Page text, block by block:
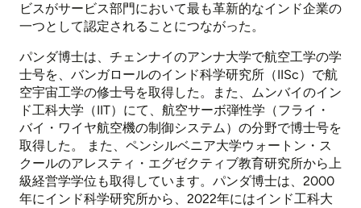
ビスがサービス部門において最も革新的なインド企業の
一つとして認定されることにつながった。
パンダ博士は、チェンナイのアンナ大学で航空工学の学
士号を、バンガロールのインド科学研究所（IISc）で航
空宇宙工学の修士号を取得した。また、ムンバイのイン
ド工科大学（IIT）にて、航空サーボ弾性学（フライ・
バイ・ワイヤ航空機の制御システム）の分野で博士号を
取得した。 また、ペンシルベニア大学ウォートン・ス
クールのアレスティ・エグゼクティブ教育研究所から上
級経営学学位も取得しています。パンダ博士は、2000
年にインド科学研究所から、2022年にはインド工科大